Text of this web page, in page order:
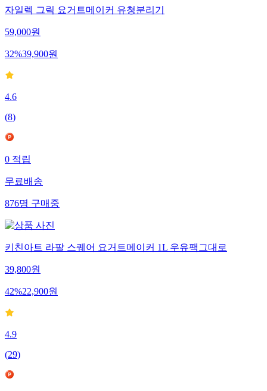
자일렉 그릭 요거트메이커 유청분리기
59,000원
32%39,900원
4.6
(8)
0적립
무료배송
876명구매중
키친아트 라팔 스퀘어 요거트메이커 1L 우유팩그대로
39,800원
42%22,900원
4.9
(29)